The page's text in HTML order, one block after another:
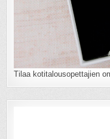
Tilaa kotitalousopettajien